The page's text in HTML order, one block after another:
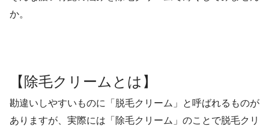
か。
【除毛クリームとは】
勘違いしやすいものに「脱毛クリーム」と呼ばれるものが
ありますが、実際には「除毛クリーム」のことで脱毛クリ